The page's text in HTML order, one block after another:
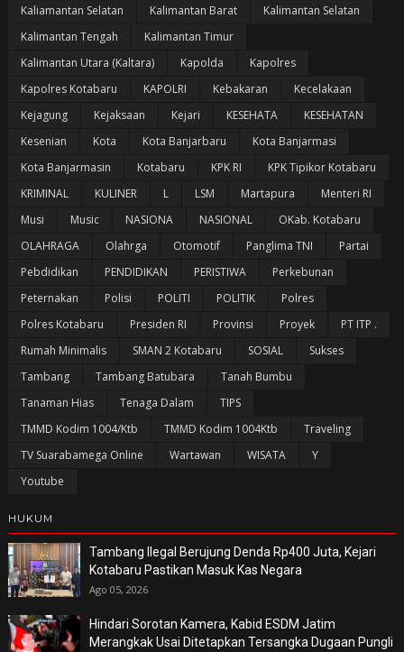
Kaliamantan Selatan
Kalimantan Barat
Kalimantan Selatan
Kalimantan Tengah
Kalimantan Timur
Kalimantan Utara (Kaltara)
Kapolda
Kapolres
Kapolres Kotabaru
KAPOLRI Kebakaran
Kecelakaan
Kejagung
Kejaksaan Kejari KESEHATA
KESEHATAN
Kesenian
Kota Kota Banjarbaru
Kota Banjarmasi
Kota Banjarmasin
Kotabaru KPK RI
KPK Tipikor Kotabaru
KRIMINAL
KULINER L LSM Martapura
Menteri RI
Musi
Music NASIONA NASIONAL
OKab. Kotabaru
OLAHRAGA
Olahrga Otomotif Panglima TNI
Partai
Pebdidikan
PENDIDIKAN PERISTIWA
Perkebunan
Peternakan
Polisi POLITI POLITIK
Polres
Polres Kotabaru
Presiden RI Provinsi Proyek
PT ITP .
Rumah Minimalis
SMAN 2 Kotabaru SOSIAL
Sukses
Tambang
Tambang Batubara
Tanah Bumbu
Tanaman Hias
Tenaga Dalam
TIPS
TMMD Kodim 1004/Ktb
TMMD Kodim 1004Ktb
Traveling
TV Suarabamega Online
Wartawan WISATA
Y
Youtube
HUKUM
Tambang Ilegal Berujung Denda Rp400 Juta, Kejari
Kotabaru Pastikan Masuk Kas Negara
Ago 05, 2026
Hindari Sorotan Kamera, Kabid ESDM Jatim
Merangkak Usai Ditetapkan Tersangka Dugaan Pungli